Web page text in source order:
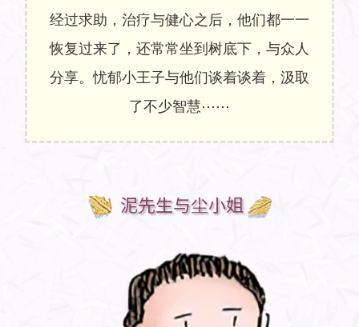
经过求助，治疗与健心之后，他们都一一
恢复过来了，还常常坐到树底下，与众人
分享。忧郁小王子与他们谈着谈着，汲取
了不少智慧⋯⋯
泥先生与尘小姐